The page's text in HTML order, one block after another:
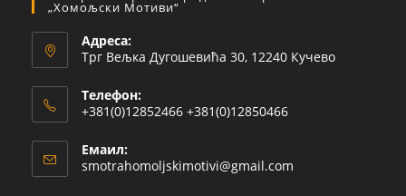
„Хомољски Мотиви“
Адреса:
Трг Вељка Дугошевића 30, 12240 Кучево
Телефон:
+381(0)12852466 +381(0)12850466
Емаил:
smotrahomoljskimotivi@gmail.com